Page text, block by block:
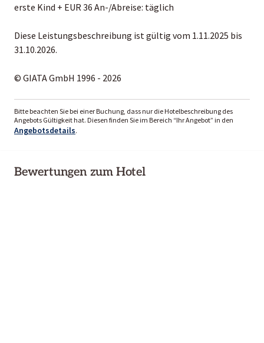
erste Kind + EUR 36 An-/Abreise: täglich
Diese Leistungsbeschreibung ist gültig vom 1.11.2025 bis
31.10.2026.
© GIATA GmbH 1996 - 2026
Bitte beachten Sie bei einer Buchung, dass nur die Hotelbeschreibung des
Angebots Gültigkeit hat. Diesen finden Sie im Bereich “Ihr Angebot” in den
Angebotsdetails.
Bewertungen zum Hotel